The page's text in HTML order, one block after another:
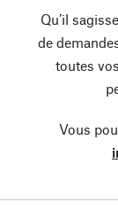
Qu’il
de
toutes
Vous